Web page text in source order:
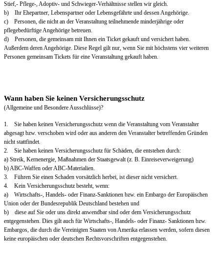
Stief,- Pflege-, Adoptiv- und Schwieger-Verhältnisse stellen wir gleich.
b) Ihr Ehepartner, Lebenspartner oder Lebensgefährte und dessen Angehörige.
c) Personen, die nicht an der Veranstaltung teilnehmende minderjährige oder
pflegebedürftige Angehörige betreuen.
d) Personen, die gemeinsam mit Ihnen ein Ticket gekauft und versichert haben.
Außerdem deren Angehörige. Diese Regel gilt nur, wenn Sie mit höchstens vier weiteren
Personen gemeinsam Tickets für eine Veranstaltung gekauft haben.
Wann haben Sie keinen Versicherungsschutz
(Allgemeine und Besondere Ausschlüsse)?
1. Sie haben keinen Versicherungsschutz wenn die Veranstaltung vom Veranstalter
abgesagt bzw. verschoben wird oder aus anderen den Veranstalter betreffenden Gründen
nicht stattfindet.
2. Sie haben keinen Versicherungsschutz für Schäden, die entstehen durch:
a) Streik, Kernenergie, Maßnahmen der Staatsgewalt (z. B. Einreiseverweigerung)
b) ABC-Waffen oder ABC-Materialien.
3. Führen Sie einen Schaden vorsätzlich herbei, ist dieser nicht versichert.
4. Kein Versicherungsschutz besteht, wenn:
a) Wirtschafts-, Handels- oder Finanz-Sanktionen bzw. ein Embargo der Europäischen
Union oder der Bundesrepublik Deutschland bestehen und
b) diese auf Sie oder uns direkt anwendbar sind oder dem Versicherungsschutz
entgegenstehen. Dies gilt auch für Wirtschafts-, Handels- oder Finanz- Sanktionen bzw.
Embargos, die durch die Vereinigten Staaten von Amerika erlassen werden, sofern diesen
keine europäischen oder deutschen Rechtsvorschriften entgegenstehen.